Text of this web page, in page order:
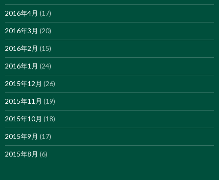
2016年4月 (17)
2016年3月 (20)
2016年2月 (15)
2016年1月 (24)
2015年12月 (26)
2015年11月 (19)
2015年10月 (18)
2015年9月 (17)
2015年8月 (6)